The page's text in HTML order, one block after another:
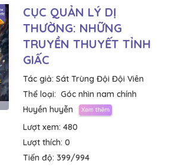
CỤC QUẢN LÝ DỊ
THƯỜNG: NHỮNG
TRUYỀN THUYẾT TỈNH
GIẤC
Tác giả: Sát Trùng Đội Đội Viên
Thể loại: Góc nhìn nam chính
Huyền huyễn
Lượt xem: 480
Lượt thích: 0
Tiến độ: 399/994